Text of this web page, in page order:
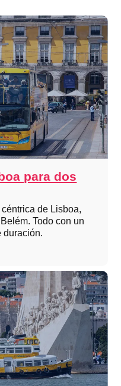
para dos
de Lisboa,
Todo con un
duración.